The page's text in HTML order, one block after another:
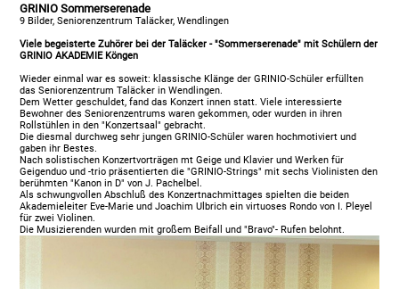
GRINIO Sommerserenade
9 Bilder, Seniorenzentrum Taläcker, Wendlingen
Viele begeisterte Zuhörer bei der Taläcker - "Sommerserenade" mit Schülern der
GRINIO AKADEMIE Köngen
Wieder einmal war es soweit: klassische Klänge der GRINIO-Schüler erfüllten
das Seniorenzentrum Taläcker in Wendlingen.
Dem Wetter geschuldet, fand das Konzert innen statt. Viele interessierte
Bewohner des Seniorenzentrums waren gekommen, oder wurden in ihren
Rollstühlen in den "Konzertsaal" gebracht.
Die diesmal durchweg sehr jungen GRINIO-Schüler waren hochmotiviert und
gaben ihr Bestes.
Nach solistischen Konzertvorträgen mt Geige und Klavier und Werken für
Geigenduo und -trio präsentierten die "GRINIO-Strings" mit sechs Violinisten den
berühmten "Kanon in D" von J. Pachelbel.
Als schwungvollen Abschluß des Konzertnachmittages spielten die beiden
Akademieleiter Eve-Marie und Joachim Ulbrich ein virtuoses Rondo von I. Pleyel
für zwei Violinen.
Die Musizierenden wurden mit großem Beifall und "Bravo"- Rufen belohnt.